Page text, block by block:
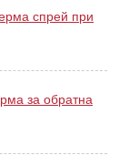
спрей при
за обратна